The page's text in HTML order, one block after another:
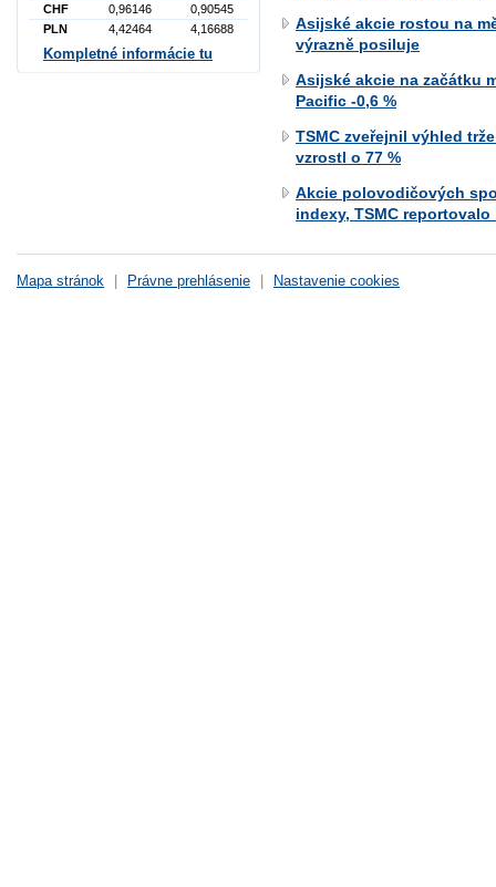
Asijské akcie rostou na
výrazně posiluje
Asijské akcie na začátku
Pacific -0,6 %
TSMC zveřejnil výhled
vzrostl o 77 %
Akcie polovodičových
indexy, TSMC
CHF
0,96146
0,90545
PLN
4,42464 4,16688
Kompletné informácie tu
Mapa stránok Právne prehlásenie Nastavenie cookies